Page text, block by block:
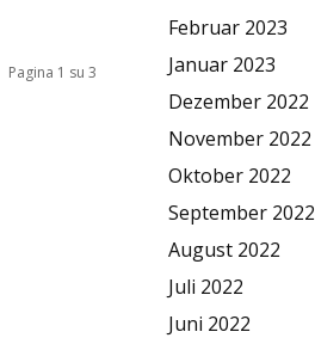
Pagina 1 su 3
Februar 2023
Januar 2023
Dezember 2022
November 2022
Oktober 2022
September 2022
August 2022
Juli 2022
Juni 2022